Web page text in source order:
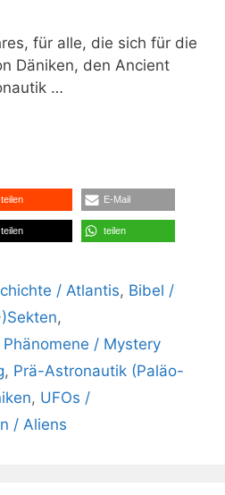
für alle, die sich für die
Däniken, den Ancient
…
teilen E-Mail
teilen teilen
/ Atlantis, Bibel /
,
/ Mystery
, Prä-Astronautik (Paläo-
, UFOs /
/ Aliens